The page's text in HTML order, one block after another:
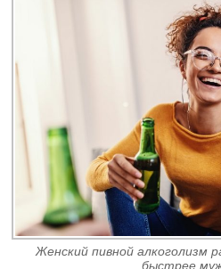
Женский пивной алкоголизм
быстрее